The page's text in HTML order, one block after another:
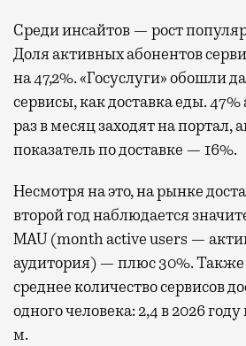
Среди инсайтов — рост
Доля активных абонентов
на 47,2%. «Госуслуги» обошли
сервисы, как доставка еды.
раз в месяц заходят на портал,
показатель по доставке — 16%.
Несмотря на это, на рынке
второй год наблюдается
MAU (month active users —
аудитория) — плюс 30%. Также
среднее количество сервисов
одного человека: 2,4 в 2026
м.